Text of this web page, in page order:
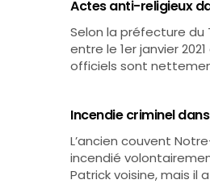
Actes anti-religieux
Selon la préfecture
entre le 1er janvier
officiels sont
Incendie criminel
L’ancien couvent
incendié
Patrick voisine, mais il